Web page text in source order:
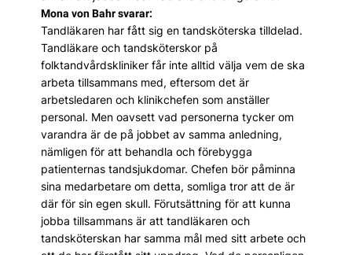
Mona von Bahr svarar:
Tandläkaren har fått sig en tandsköterska tilldelad.
Tandläkare och tandsköterskor på
folktandvårdskliniker får inte alltid välja vem de ska
arbeta tillsammans med, eftersom det är
arbetsledaren och klinikchefen som anställer
personal. Men oavsett vad personerna tycker om
varandra är de på jobbet av samma anledning,
nämligen för att behandla och förebygga
patienternas tandsjukdomar. Chefen bör påminna
sina medarbetare om detta, somliga tror att de är
där för sin egen skull. Förutsättning för att kunna
jobba tillsammans är att tandläkaren och
tandsköterskan har samma mål med sitt arbete och